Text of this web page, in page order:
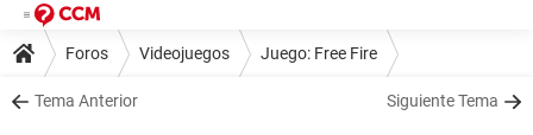
Foros Videojuegos Juego: Free Fire
Tema Anterior Siguiente Tema